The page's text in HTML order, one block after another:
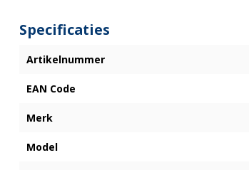
Specificaties
Artikelnummer
EAN Code
Merk
Model